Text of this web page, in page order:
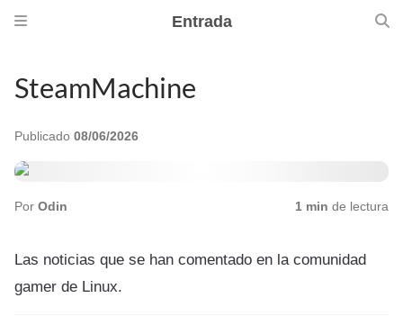
Entrada
SteamMachine
Publicado 08/06/2026
Por Odin 1 min de lectura
Las noticias que se han comentado en la comunidad
gamer de Linux.